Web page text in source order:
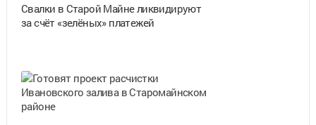
Свалки в Старой Майне ликвидируют
за счёт «зелёных» платежей